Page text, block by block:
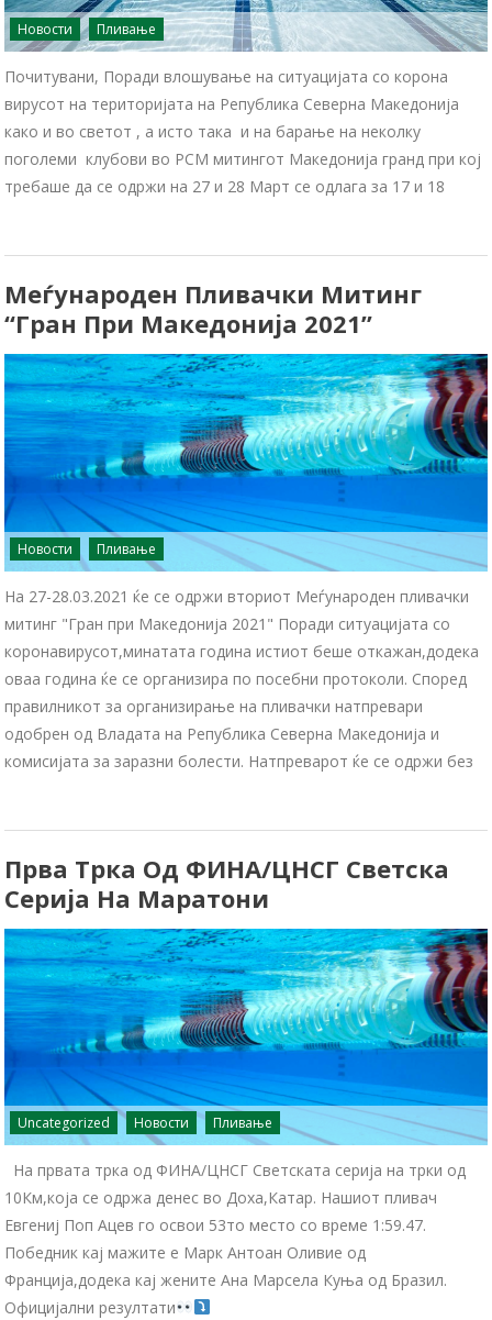
Новости Пливање
Почитувани, Поради влошување на ситуацијата со корона
вирусот на територијата на Република Северна Македонија
како и во светот , а исто така и на барање на неколку
поголеми клубови во РСМ митингот Македонија гранд при кој
требаше да се одржи на 27 и 28 Март се одлага за 17 и 18
Меѓународен Пливачки Митинг
“Гран При Македонија 2021”
Новости Пливање
На 27-28.03.2021 ќе се одржи вториот Меѓународен пливачки
митинг "Гран при Македонија 2021" Поради ситуацијата со
коронавирусот,минатата година истиот беше откажан,додека
оваа година ќе се организира по посебни протоколи. Според
правилникот за организирање на пливачки натпревари
одобрен од Владата на Република Северна Македонија и
комисијата за заразни болести. Натпреварот ќе се одржи без
Прва Трка Од ФИНА/ЦНСГ Светска
Серија На Маратони
Uncategorized Новости Пливање
На првата трка од ФИНА/ЦНСГ Светската серија на трки од
10Км,која се одржа денес во Доха,Катар. Нашиот пливач
Евгениј Поп Ацев го освои 53то место со време 1:59.47.
Победник кај мажите е Марк Антоан Оливие од
Франција,додека кај жените Ана Марсела Куња од Бразил.
Официјални резултати